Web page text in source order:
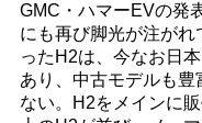
GMC・ハマーEVの発
にも再び脚光が注が
ったH2は、今なお日
あり、中古モデルも
ない。H2をメインに